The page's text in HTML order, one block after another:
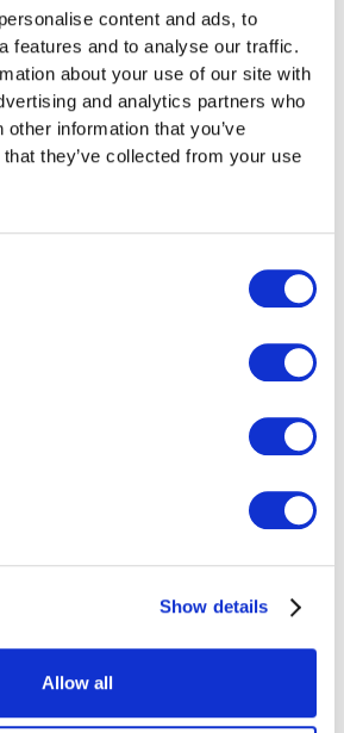
content and ads, to
features and to analyse our traffic.
about your use of our site with
and analytics partners who
information that you’ve
they’ve collected from your use
Show details
Allow all
sowie
Ausland und sorgen für eine
vorteilhafte
Abzüge, z. B. für
Säule 3a, Weiterbildung,
Unterhalt oder Schuldzinsen.
individuell, welche Abzüge
können und stellen sicher,
wird.
persönlich in Zug
vor Ort ist nicht notwendig.
die gesamte Abwicklung
Ihre Unterlagen
Online-Portal oder per App.
Weitere.
für
– sicher, digital und
Wir holen das Beste
und übernehmen alle